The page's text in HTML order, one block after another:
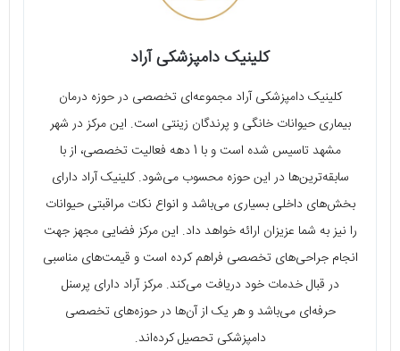
کلینیک دامپزشکی آراد
کلینیک دامپزشکی آراد مجموعه‌ای تخصصی در حوزه درمان
بیماری حیوانات خانگی و پرندگان زینتی است. این مرکز در شهر
مشهد تاسیس شده است و با 1 دهه فعالیت تخصصی، از با
سابقه‌ترین‌ها در این حوزه محسوب می‌شود. کلینیک آراد دارای
بخش‌های داخلی بسیاری می‌باشد و انواع نکات مراقبتی حیوانات
را نیز به شما عزیزان ارائه خواهد داد. این مرکز فضایی مجهز جهت
انجام جراحی‌های تخصصی فراهم کرده است و قیمت‌های مناسبی
در قبال خدمات خود دریافت می‌کند. مرکز آراد دارای پرسنل
حرفه‌ای می‌باشد و هر یک از آن‌ها در حوزه‌های تخصصی
دامپزشکی تحصیل کرده‌اند.